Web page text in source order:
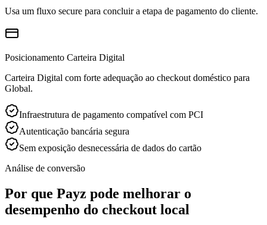
Usa um fluxo secure para concluir a etapa de pagamento do cliente.
Posicionamento Carteira Digital
Carteira Digital com forte adequação ao checkout doméstico para
Global.
Infraestrutura de pagamento compatível com PCI
Autenticação bancária segura
Sem exposição desnecessária de dados do cartão
Análise de conversão
Por que Payz pode melhorar o
desempenho do checkout local